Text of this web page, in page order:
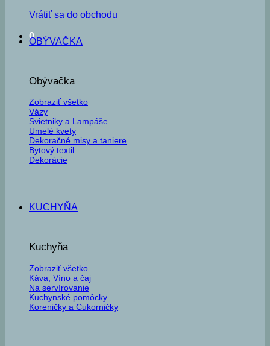
Vrátiť sa do obchodu
0
OBÝVAČKA
Obývačka
Zobraziť všetko
Vázy
Svietniky a Lampáše
Umelé kvety
Dekoračné misy a taniere
Bytový textil
Dekorácie
KUCHYŇA
Kuchyňa
Zobraziť všetko
Káva, Víno a čaj
Na servírovanie
Kuchynské pomôcky
Koreničky a Cukorničky